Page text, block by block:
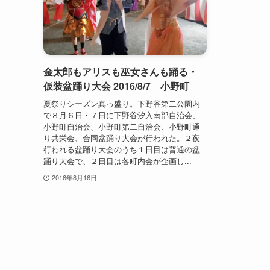
金太郎もアリスも巫女さんも踊る・
仮装盆踊り大会 2016/8/7 小野町
夏祭りシーズン真っ盛り。下野谷第二公園内
で８月６日・７日に下野谷汐入南部自治会、
小野町自治会、小野町第二自治会、小野町通
り共栄会、合同盆踊り大会が行われた。２夜
行われる盆踊り大会のうち１日目は普通の盆
踊り大会で、２日目は各町内会が企画し...
2016年8月16日